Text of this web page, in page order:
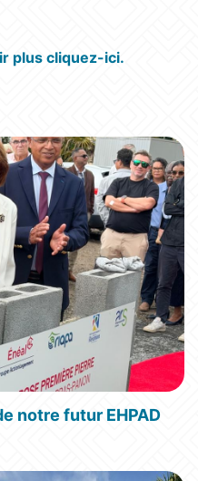
plus cliquez-ici.
notre futur EHPAD